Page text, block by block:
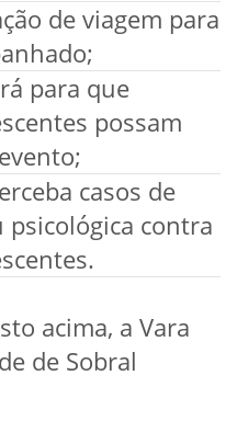
de viagem para
para que
possam
casos de
contra
acima, a Vara
de Sobral